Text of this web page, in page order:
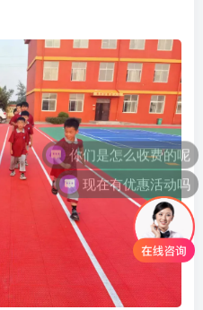
现在有优惠活动吗